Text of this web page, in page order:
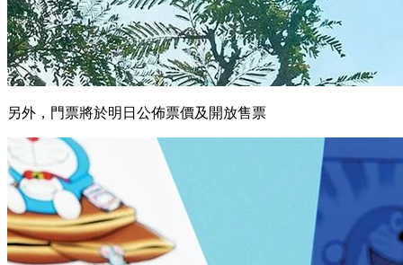
另外，門票將於明日公佈票價及開放售票